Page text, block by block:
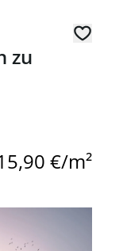
€/m²
Arbeiten -